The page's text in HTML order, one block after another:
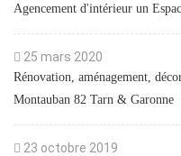
Agencement d'intérieur un
25 mars 2020
Rénovation, aménagement,
Montauban 82 Tarn & Garonne
23 octobre 2019